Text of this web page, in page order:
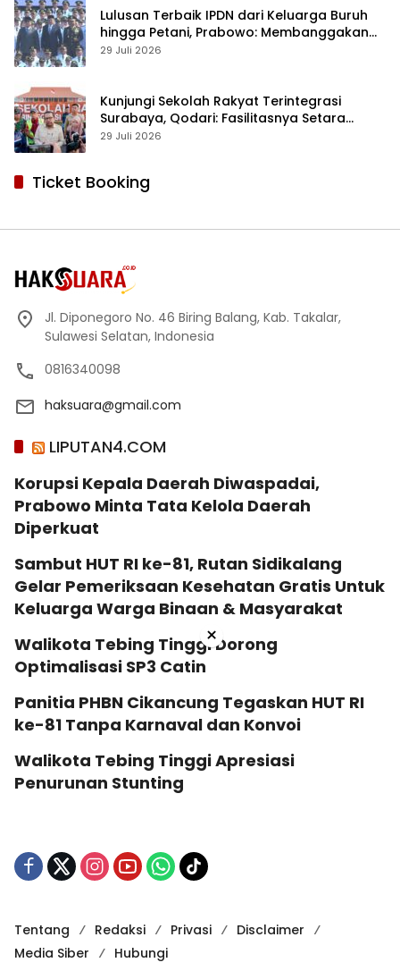
Lulusan Terbaik IPDN dari Keluarga Buruh
hingga Petani, Prabowo: Membanggakan
Hati Saya
29 Juli 2026
Kunjungi Sekolah Rakyat Terintegrasi
Surabaya, Qodari: Fasilitasnya Setara
Sekolah Swasta Terbaik
29 Juli 2026
Ticket Booking
Jl. Diponegoro No. 46 Biring Balang, Kab. Takalar,
Sulawesi Selatan, Indonesia
0816340098
haksuara@gmail.com
LIPUTAN4.COM
Korupsi Kepala Daerah Diwaspadai,
Prabowo Minta Tata Kelola Daerah
Diperkuat
Sambut HUT RI ke-81, Rutan Sidikalang
Gelar Pemeriksaan Kesehatan Gratis Untuk
Keluarga Warga Binaan & Masyarakat
Walikota Tebing Tinggi Dorong
Optimalisasi SP3 Catin
Panitia PHBN Cikancung Tegaskan HUT RI
ke-81 Tanpa Karnaval dan Konvoi
Walikota Tebing Tinggi Apresiasi
Penurunan Stunting
Tentang Redaksi Privasi
Disclaimer
Media Siber
Hubungi
×